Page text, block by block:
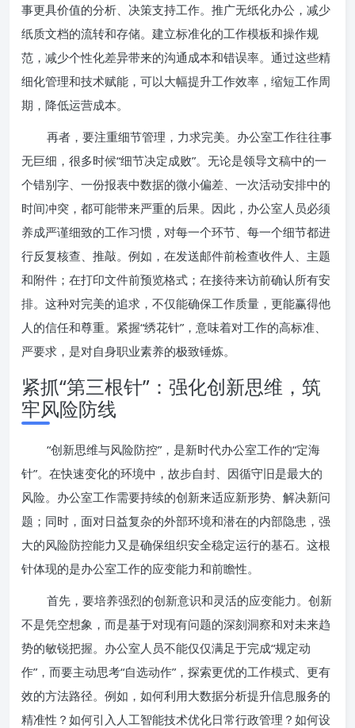
事更具价值的分析、决策支持工作。推广无纸化办公，减少
纸质文档的流转和存储。建立标准化的工作模板和操作规
范，减少个性化差异带来的沟通成本和错误率。通过这些精
细化管理和技术赋能，可以大幅提升工作效率，缩短工作周
期，降低运营成本。
再者，要注重细节管理，力求完美。办公室工作往往事
无巨细，很多时候“细节决定成败”。无论是领导文稿中的一
个错别字、一份报表中数据的微小偏差、一次活动安排中的
时间冲突，都可能带来严重的后果。因此，办公室人员必须
养成严谨细致的工作习惯，对每一个环节、每一个细节都进
行反复核查、推敲。例如，在发送邮件前检查收件人、主题
和附件；在打印文件前预览格式；在接待来访前确认所有安
排。这种对完美的追求，不仅能确保工作质量，更能赢得他
人的信任和尊重。紧握“绣花针”，意味着对工作的高标准、
严要求，是对自身职业素养的极致锤炼。
紧抓“第三根针”：强化创新思维，筑
牢风险防线
“创新思维与风险防控”，是新时代办公室工作的“定海
针”。在快速变化的环境中，故步自封、因循守旧是最大的
风险。办公室工作需要持续的创新来适应新形势、解决新问
题；同时，面对日益复杂的外部环境和潜在的内部隐患，强
大的风险防控能力又是确保组织安全稳定运行的基石。这根
针体现的是办公室工作的应变能力和前瞻性。
首先，要培养强烈的创新意识和灵活的应变能力。创新
不是凭空想象，而是基于对现有问题的深刻洞察和对未来趋
势的敏锐把握。办公室人员不能仅仅满足于完成“规定动
作”，而要主动思考“自选动作”，探索更优的工作模式、更有
效的方法路径。例如，如何利用大数据分析提升信息服务的
精准性？如何引入人工智能技术优化日常行政管理？如何设